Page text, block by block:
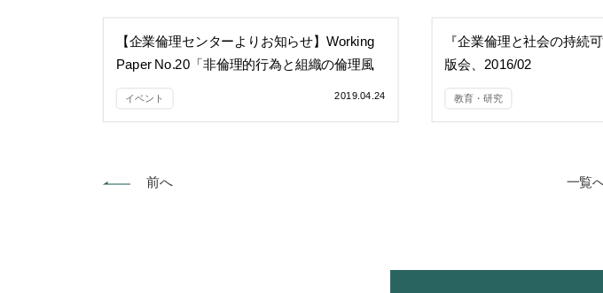
【企業倫理センターよりお知らせ】Working
Paper No.20「非倫理的行為と組織の倫理風
土」
イベント 2019.04.24
『企業倫理と社会の持続
版会、2016/02
教育・研究
前へ 一覧